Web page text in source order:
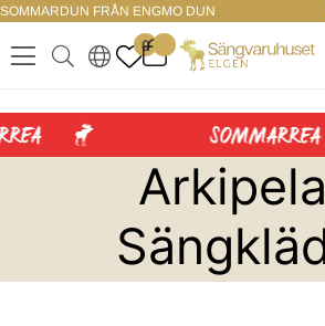
SOMMARDUN FRÅN ENGMO DUN
.
0
. ..